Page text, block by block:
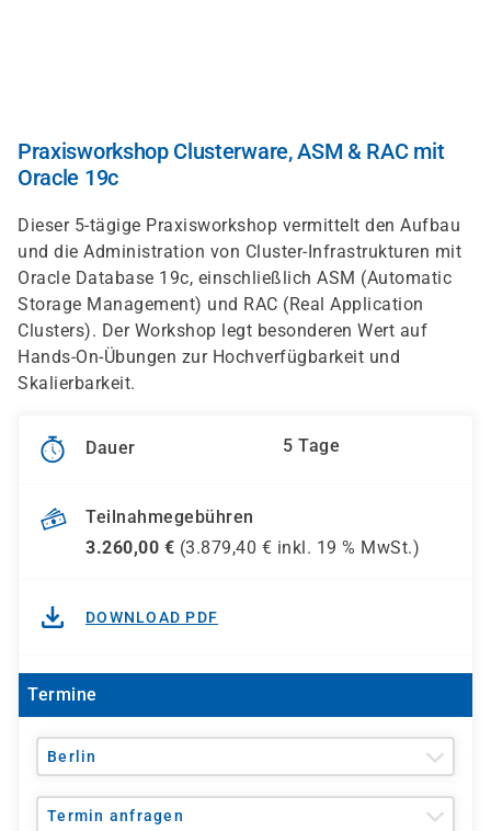
Praxisworkshop Clusterware, ASM & RAC mit
Oracle 19c
Dieser 5-tägige Praxisworkshop vermittelt den Aufbau
und die Administration von Cluster-Infrastrukturen mit
Oracle Database 19c, einschließlich ASM (Automatic
Storage Management) und RAC (Real Application
Clusters). Der Workshop legt besonderen Wert auf
Hands-On-Übungen zur Hochverfügbarkeit und
Skalierbarkeit.
Dauer 5 Tage
Teilnahmegebühren
3.260,00 € (3.879,40 € inkl. 19 % MwSt.)
DOWNLOAD PDF
Termine
Berlin
Termin anfragen